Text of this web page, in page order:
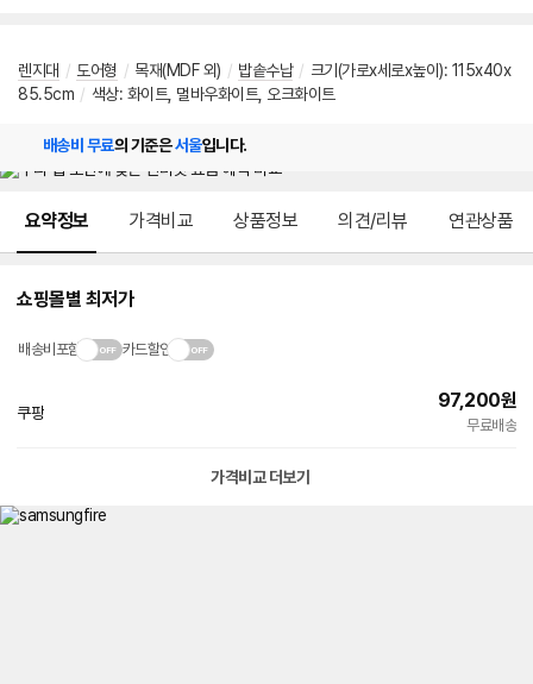
렌지대 / 도어형 / 목재(MDF 외) / 밥솥수납 / 크기(가로x세로x높이): 115x40x
85.5cm / 색상: 화이트, 멀바우화이트, 오크화이트
배송비 무료의 기준은서울입니다.
요약정보 가격비교 상품정보 의견/리뷰 연관상품
쇼핑몰별 최저가
배송비포함 카드할인
쿠팡
97,200원
무료배송
가격비교 더보기